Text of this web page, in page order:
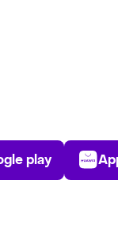
Play Store
play